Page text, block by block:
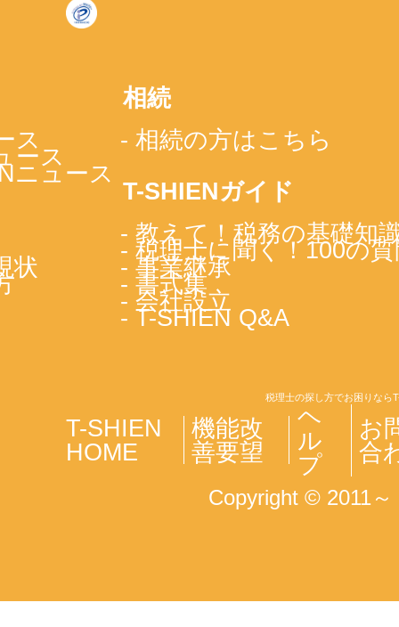
ス
ース
ニュース
状
相続
- 相続の方はこちら
T-SHIENガイド
- 教えて！税務の基礎知
- 税理士に聞く！100の
- 事業継承
- 書式集
- 会社設立
- T-SHIEN Q&A
税理士の探し方でお困りなら
T-SHIEN
HOME
機能改
善要望
ヘ
ル
プ
お
合
Copyright © 2011